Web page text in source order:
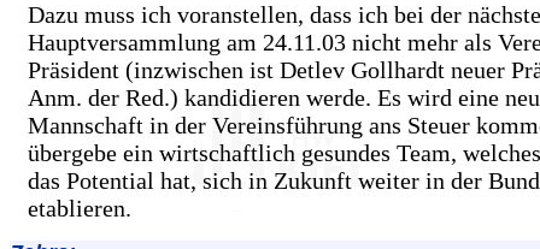
Dazu muss ich voranstellen, dass ich bei der
Hauptversammlung am 24.11.03 nicht mehr als
Präsident (inzwischen ist Detlev Gollhardt neuer
Anm. der Red.) kandidieren werde. Es wird eine
Mannschaft in der Vereinsführung ans Steuer
übergebe ein wirtschaftlich gesundes Team,
das Potential hat, sich in Zukunft weiter in der
etablieren.